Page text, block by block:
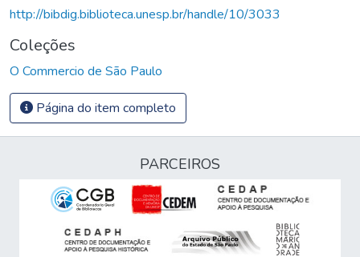
http://bibdig.biblioteca.unesp.br/handle/10/3033
Coleções
O Commercio de São Paulo
Página do item completo
PARCEIROS